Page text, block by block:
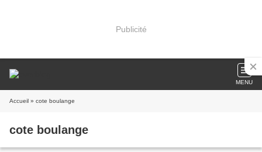
Publicité
MENU
Accueil » cote boulange
cote boulange